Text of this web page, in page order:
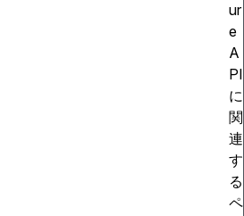
ur
e
A
PI
に
関
連
す
る
ペ